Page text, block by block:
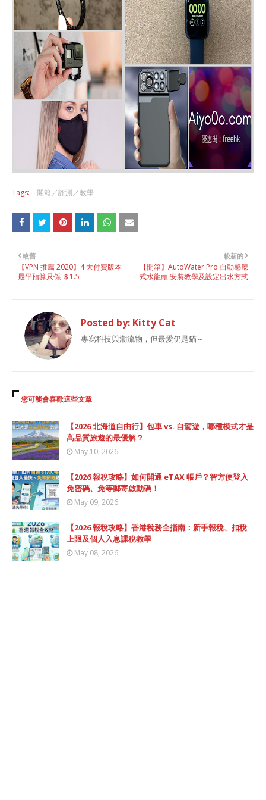
Tags: 開箱／評測／教學
較新的
【開箱】AutoWater Pro 自動感應
式水龍頭 安裝教學及設定出水方式
較舊
【VPN 推薦 2020】4 大付費版本
最平預算只係 ＄1.5
Posted by: Kitty Cat
專寫科技與潮流物，但最愛仍是貓～
您可能會喜歡這些文章
【2026 北海道自由行】包車 vs. 自駕遊，哪種模式才是
高品質旅遊的最優解？
May 10, 2026
【2026 報稅攻略】如何開通 eTAX 帳戶？智方便登入
免密碼、免等郵寄啟動碼！
May 09, 2026
【2026 報稅攻略】香港稅務全指南：新手報稅、扣稅
上限及個人入息課稅教學
May 08, 2026